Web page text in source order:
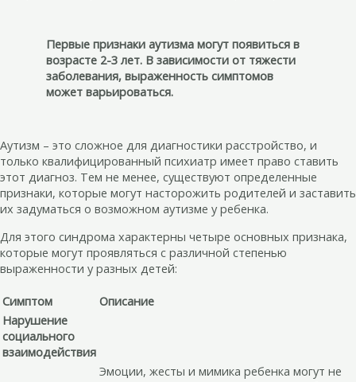
Первые признаки аутизма могут появиться в
возрасте 2-3 лет. В зависимости от тяжести
заболевания, выраженность симптомов
может варьироваться.
Аутизм – это сложное для диагностики расстройство, и
только квалифицированный психиатр имеет право ставить
этот диагноз. Тем не менее, существуют определенные
признаки, которые могут насторожить родителей и заставить
их задуматься о возможном аутизме у ребенка.
Для этого синдрома характерны четыре основных признака,
которые могут проявляться с различной степенью
выраженности у разных детей:
Симптом
Описание
Нарушение
социального
взаимодействия
Эмоции, жесты и мимика ребенка могут не